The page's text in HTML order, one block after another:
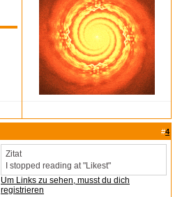
#4
Zitat
I stopped reading at "Likest"
Um Links zu sehen, musst du dich
registrieren